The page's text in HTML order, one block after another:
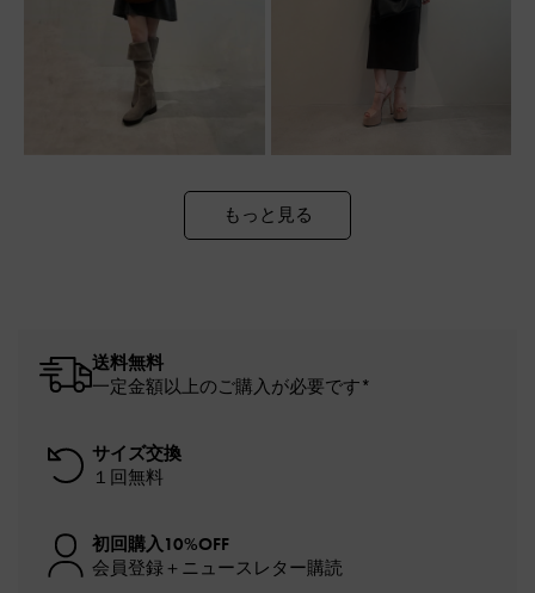
もっと見る
送料無料
一定金額以上のご購入が必要です*
サイズ交換
１回無料
初回購入10%OFF
会員登録＋ニュースレター購読